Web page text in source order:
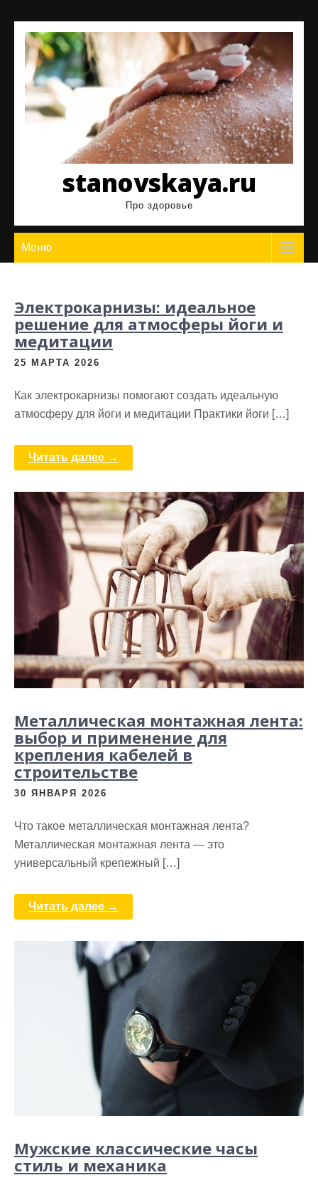
содержимому
stanovskaya.ru
Про здоровье
Меню
Электрокарнизы: идеальное
решение для атмосферы йоги и
медитации
25 МАРТА 2026
Как электрокарнизы помогают создать идеальную
атмосферу для йоги и медитации Практики йоги […]
Читать далее →
Металлическая монтажная лента:
выбор и применение для
крепления кабелей в
строительстве
30 ЯНВАРЯ 2026
Что такое металлическая монтажная лента?
Металлическая монтажная лента — это
универсальный крепежный […]
Читать далее →
Мужские классические часы
стиль и механика